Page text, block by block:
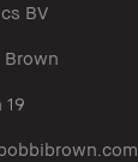
BV
Brown
19